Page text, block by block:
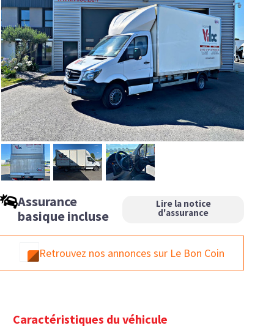
Assurance
basique incluse
Lire la notice
d'assurance
Retrouvez nos annonces sur Le Bon Coin
Caractéristiques du véhicule